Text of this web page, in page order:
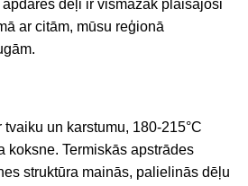
apdares dēļi ir vismazāk plaisājoši
ar citām, mūsu reģionā
un karstumu, 180-215°C
koksne. Termiskās apstrādes
struktūra mainās, palielinās dēļu